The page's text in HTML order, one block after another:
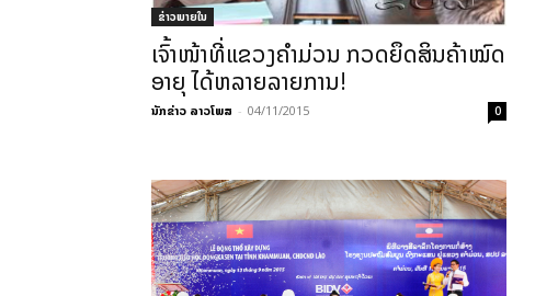
ຂ່າວພາຍ​ໃນ
ເຈົ້າໜ້າທີ່ແຂວງຄຳມ່ວນ ກວດຍຶດສິນຄ້າໝົດ
ອາຍຸ ໄດ້ຫລາຍລາຍການ!
ນັກຂ່າວ ລາວໂພສ - 04/11/2015 0